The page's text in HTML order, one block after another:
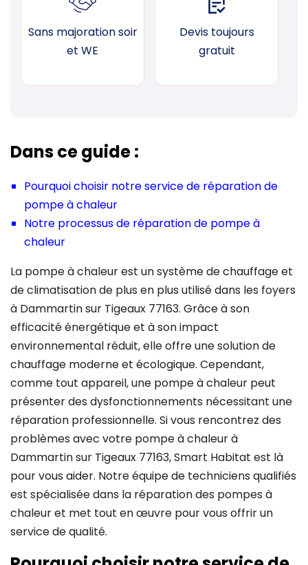
Sans majoration soir
et WE
Devis toujours
gratuit
Dans ce guide :
Pourquoi choisir notre service de réparation de
pompe à chaleur
Notre processus de réparation de pompe à
chaleur
La pompe à chaleur est un système de chauffage et
de climatisation de plus en plus utilisé dans les foyers
à Dammartin sur Tigeaux 77163. Grâce à son
efficacité énergétique et à son impact
environnemental réduit, elle offre une solution de
chauffage moderne et écologique. Cependant,
comme tout appareil, une pompe à chaleur peut
présenter des dysfonctionnements nécessitant une
réparation professionnelle. Si vous rencontrez des
problèmes avec votre pompe à chaleur à
Dammartin sur Tigeaux 77163, Smart Habitat est là
pour vous aider. Notre équipe de techniciens qualifiés
est spécialisée dans la réparation des pompes à
chaleur et met tout en œuvre pour vous offrir un
service de qualité.